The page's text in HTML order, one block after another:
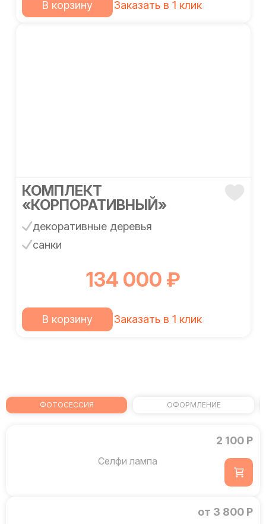
В корзину Заказать в 1 клик
КОМПЛЕКТ
«КОРПОРАТИВНЫЙ»
декоративные деревья
санки
134 000 ₽
В корзину Заказать в 1 клик
ФОТОСЕССИЯ ОФОРМЛЕНИЕ
Селфи лампа
2 100 Р
от 3 800 Р